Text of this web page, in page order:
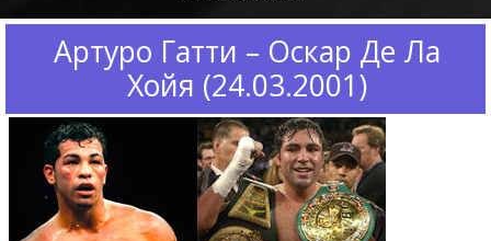
Артуро Гатти – Оскар Де Ла
Хойя (24.03.2001)